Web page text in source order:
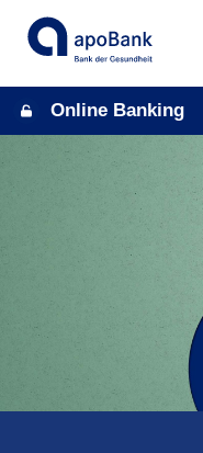
Online Banking